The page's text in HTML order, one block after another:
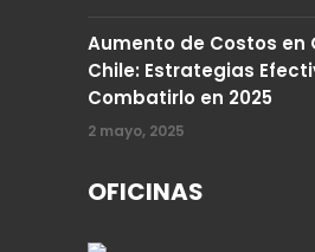
Aumento de Costos en
Chile: Estrategias
Combatirlo en 2025
2 mayo, 2025
OFICINAS